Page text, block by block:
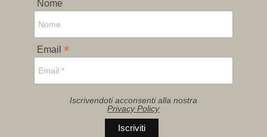
Nome
Email *
Iscrivendoti acconsenti alla nostra
Privacy Policy